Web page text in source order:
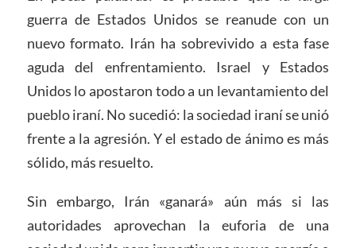
guerra de Estados Unidos se reanude con un
nuevo formato. Irán ha sobrevivido a esta fase
aguda del enfrentamiento. Israel y Estados
Unidos lo apostaron todo a un levantamiento del
pueblo iraní. No sucedió: la sociedad iraní se unió
frente a la agresión. Y el estado de ánimo es más
sólido, más resuelto.
Sin embargo, Irán «ganará» aún más si las
autoridades aprovechan la euforia de una